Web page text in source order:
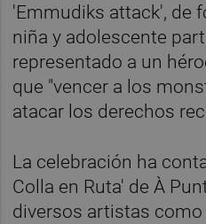
'Emmudiks attack', de
niña y adolescente
representado a un
que "vencer a los
atacar los derechos
La celebración ha
Colla en Ruta' de À
diversos artistas